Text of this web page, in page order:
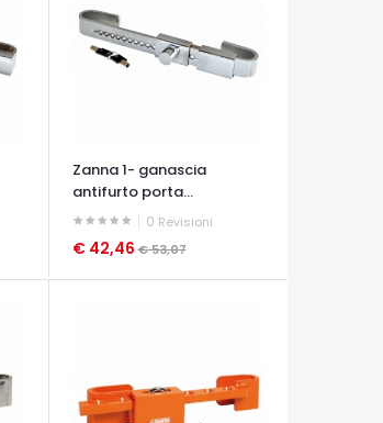
Zanna 1- ganascia
antifurto porta...
0 Revisioni
€ 42,46€ 53,07
OCCHIATA VELOCE